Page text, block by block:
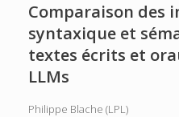
Comparaison des
syntaxique et
textes écrits et
LLMs
Philippe Blache (LPL)